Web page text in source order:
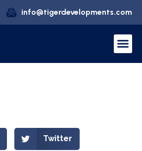
info@tigerdevelopments.com
Twitter